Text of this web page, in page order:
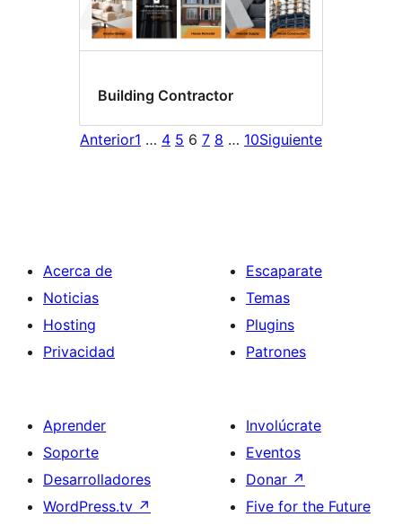
Building Contractor
Anterior1 … 4 5 6 7 8 … 10Siguiente
Acerca de
Noticias
Hosting
Privacidad
Escaparate
Temas
Plugins
Patrones
Aprender
Soporte
Desarrolladores
WordPress.tv ↗
Involúcrate
Eventos
Donar ↗
Five for the Future